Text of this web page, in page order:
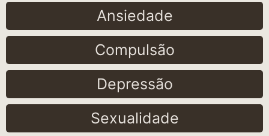
Ansiedade
Compulsão
Depressão
Sexualidade